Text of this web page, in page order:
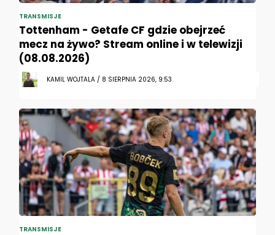
TRANSMISJE
Tottenham - Getafe CF gdzie obejrzeć
mecz na żywo? Stream online i w telewizji
(08.08.2026)
KAMIL WOJTALA / 8 SIERPNIA 2026, 9:53
TRANSMISJE